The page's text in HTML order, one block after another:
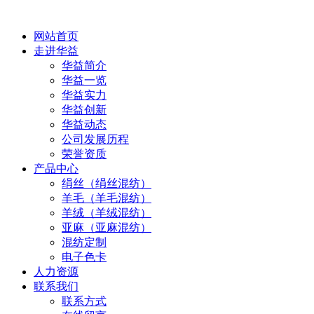
网站首页
走进华益
华益简介
华益一览
华益实力
华益创新
华益动态
公司发展历程
荣誉资质
产品中心
绢丝（绢丝混纺）
羊毛（羊毛混纺）
羊绒（羊绒混纺）
亚麻（亚麻混纺）
混纺定制
电子色卡
人力资源
联系我们
联系方式